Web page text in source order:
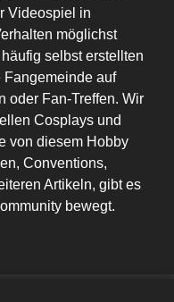
Videospiel in
möglichst
selbst erstellten
Fangemeinde auf
oder Fan-Treffen. Wir
Cosplays und
von diesem Hobby
Conventions,
Artikeln, gibt es
bewegt.